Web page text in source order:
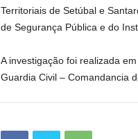
Territoriais de Setúbal e
de Segurança Pública e do
A investigação foi realizada
Guardia Civil – Comandancia